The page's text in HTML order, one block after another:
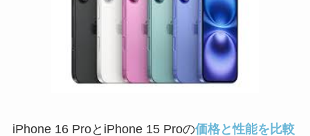
iPhone 16 ProとiPhone 15 Proの価格と性能を比較